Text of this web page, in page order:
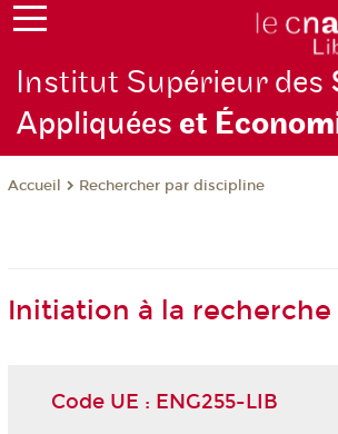
Institut Supérieur des
Appliquéeset Écono
Accueil Rechercher par discipline
Initiation à la recherche
Code UE : ENG255-LIB